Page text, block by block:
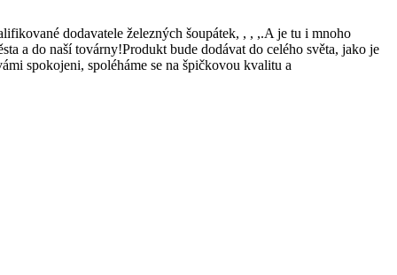
dodavatele železných šoupátek, , , ,.A je tu i mnoho
a do naší továrny!Produkt bude dodávat do celého světa, jako je
spokojeni, spoléháme se na špičkovou kvalitu a